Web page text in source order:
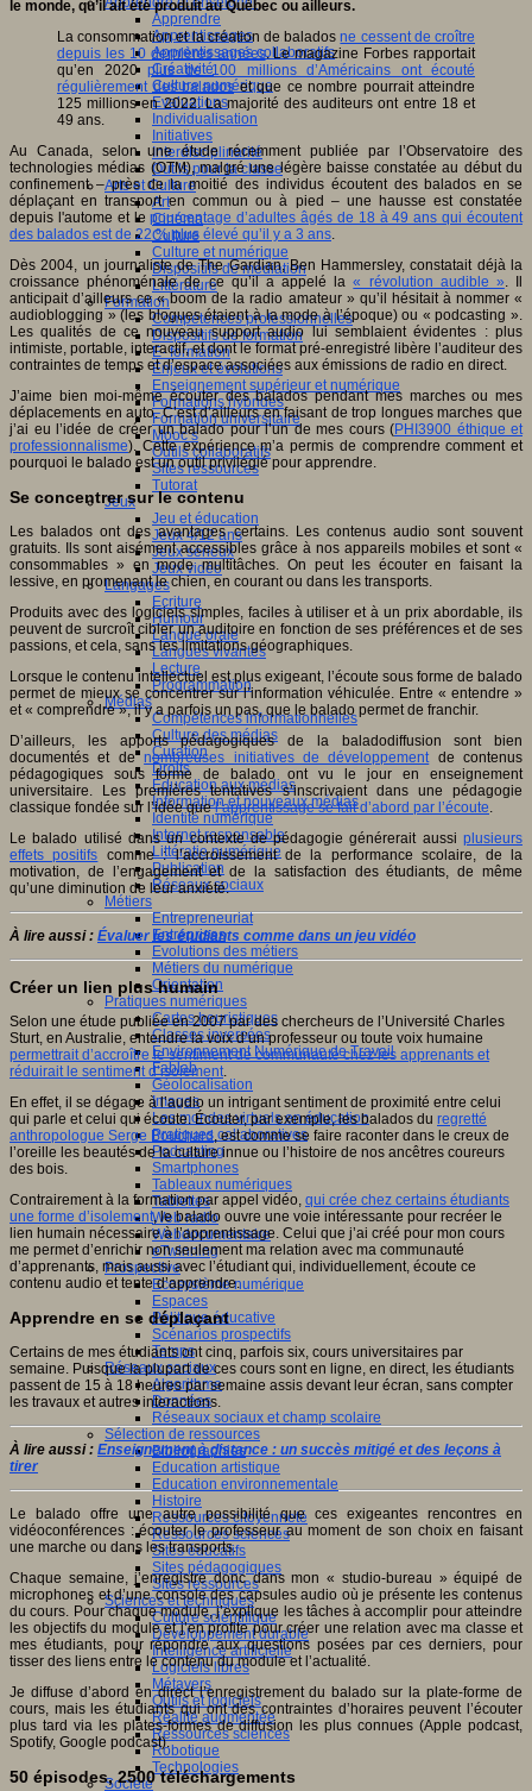
Apprendre
Apprentissages
Apprentissages collaboratifs
Créativité
Culture numérique
Evaluations
Individualisation
Initiatives
Interdisciplinarité
Outils pour la classe
Arts et Culture
Art
Cinéma
Culture
Culture et numérique
Dispositifs de médiation
Littérature
Formation
Compétences professionnelles
Dispositifs de formation
E- formation
Enjeux et évolutions
Enseignement supérieur et numérique
Formations hybrides
Formation universitaire
Mooc’s
Outils collaboratifs
Sites ressources
Tutorat
Jeux
Jeu et éducation
Jeux 4/12 ans
Jeux sérieux
Jeux vidéo
Langages
Ecriture
Humour
Langue orale
Langues vivantes
Lecture
Programmation
Médias
Compétences informationnelles
Culture des médias
Curation
Droits
Education aux médias
Information et nouveaux médias
Identité numérique
Internet responsable
Littératie numérique
Publication
Réseaux sociaux
Métiers
Entrepreneuriat
Entreprises
Evolutions des métiers
Métiers du numérique
Orientation
Pratiques numériques
Cartes heuristiques
Classes inversées
Environnement Numérique de Travail
Fablab
Géolocalisation
Images
Les mondes virtuels en éducation
Pratiques collaboratives
Podcasting
Smartphones
Tableaux numériques
Tablettes
Web radio
Webdocumentaire
eTwinning
Prospective
Ecosystème numérique
Espaces
Politique éducative
Scénarios prospectifs
Temps
Réseaux sociaux
Algorithme
Données
Réseaux sociaux et champ scolaire
Sélection de ressources
Bibliographies
Education artistique
Education environnementale
Histoire
Ressources citoyenneté
Ressources sciences
Sites éducatifs
Sites pédagogiques
Sites ressources
Sciences et techniques
Culture scientifique
Développement durable
Intelligence artificielle
Logiciels libres
Métavers
Outils et logiciels
Réalité augmentée
Ressources sciences
Robotique
Technologies
Société
le monde, qu’il ait été produit au Québec ou ailleurs.
La consommation et la création de baladosne cessent de croître
depuis les 10 dernières années. Le magazine Forbes rapportait
qu’en 2020 plus de 100 millions d’Américains ont écouté
régulièrement des baladoset que ce nombre pourrait atteindre
125 millions en 2022. La majorité des auditeurs ont entre 18 et
49 ans.
Au Canada, selon une étude récemment publiée par l’Observatoire des
technologies médias (OTM), malgré une légère baisse constatée au début du
confinement – près de la moitié des individus écoutent des balados en se
déplaçant en transport en commun ou à pied – une hausse est constatée
depuis l'autome et lepourcentage d’adultes âgés de 18 à 49 ans qui écoutent
des balados est de 22 % plus élevé qu’il y a 3 ans.
Dès 2004, un journaliste de The Gardian, Ben Hammersley, constatait déjà la
croissance phénoménale de ce qu’il a appelé la« révolution audible ». Il
anticipait d’ailleurs ce « boom de la radio amateur » qu’il hésitait à nommer «
audioblogging » (les blogues étaient à la mode à l’époque) ou « podcasting ».
Les qualités de ce nouveau support audio lui semblaient évidentes : plus
intimiste, portable, interactif, et dont le format pré-enregistré libère l’auditeur des
contraintes de temps et d’espace associées aux émissions de radio en direct.
J’aime bien moi-même écouter des balados pendant mes marches ou mes
déplacements en auto. C’est d’ailleurs en faisant de trop longues marches que
j’ai eu l’idée de créer un balado pour l’un de mes cours (PHI3900 éthique et
professionnalisme). Cette expérience m’a permis de comprendre comment et
pourquoi le balado est un outil privilégié pour apprendre.
Se concentrer sur le contenu
Les balados ont des avantages certains. Les contenus audio sont souvent
gratuits. Ils sont aisément accessibles grâce à nos appareils mobiles et sont «
consommables » en mode multitâches. On peut les écouter en faisant la
lessive, en promenant le chien, en courant ou dans les transports.
Produits avec des logiciels simples, faciles à utiliser et à un prix abordable, ils
peuvent de surcroît cibler un auditoire en fonction de ses préférences et de ses
passions, et cela, sans les limitations géographiques.
Lorsque le contenu intellectuel est plus exigeant, l’écoute sous forme de balado
permet de mieux se concentrer sur l’information véhiculée. Entre « entendre »
et « comprendre », il y a parfois un pas, que le balado permet de franchir.
D’ailleurs, les apports pédagogiques de la baladodiffusion sont bien
documentés et denombreuses initiatives de développementde contenus
pédagogiques sous forme de balado ont vu le jour en enseignement
universitaire. Les premières tentatives s’inscrivaient dans une pédagogie
classique fondée sur l’idée quel’apprentissage se fait d’abord par l’écoute.
Le balado utilisé dans un contexte de pédagogie générerait aussi plusieurs
effets positifs comme : l’accroissement de la performance scolaire, de la
motivation, de l’engagement et de la satisfaction des étudiants, de même
qu’une diminution de leur anxiété.
À lire aussi : Évaluer les étudiants comme dans un jeu vidéo
Créer un lien plus humain
Selon une étude publiée en 2007 par des chercheurs de l’Université Charles
Sturt, en Australie, entendre la voix d’un professeur ou toute voix humaine
permettrait d’accroître le sentiment de communauté chez les apprenants et
réduirait le sentiment d’isolement.
En effet, il se dégage à l’audio un intrigant sentiment de proximité entre celui
qui parle et celui qui écoute. Écouter, par exemple, les balados du regretté
anthropologue Serge Bouchard, est comme se faire raconter dans le creux de
l’oreille les beautés de la culture innue ou l’histoire de nos ancêtres coureurs
des bois.
Contrairement à la formation par appel vidéo, qui crée chez certains étudiants
une forme d’isolement, le balado ouvre une voie intéressante pour recréer le
lien humain nécessaire à l’apprentissage. Celui que j’ai créé pour mon cours
me permet d’enrichir non seulement ma relation avec ma communauté
d’apprenants, mais aussi avec l’étudiant qui, individuellement, écoute ce
contenu audio et tente d’apprendre.
Apprendre en se déplaçant
Certains de mes étudiants ont cinq, parfois six, cours universitaires par
semaine. Puisque la plupart de ces cours sont en ligne, en direct, les étudiants
passent de 15 à 18 heures par semaine assis devant leur écran, sans compter
les travaux et autres interactions.
À lire aussi : Enseignement à distance : un succès mitigé et des leçons à
tirer
Le balado offre une autre possibilité que ces exigeantes rencontres en
vidéoconférences : écouter le professeur au moment de son choix en faisant
une marche ou dans les transports.
Chaque semaine, j’enregistre donc dans mon « studio-bureau » équipé de
microphones et d’une console des capsules audio où je présente les contenus
du cours. Pour chaque module, j’explique les tâches à accomplir pour atteindre
les objectifs du module et j’en profite pour créer une relation avec ma classe et
mes étudiants, pour répondre aux questions posées par ces derniers, pour
tisser des liens entre le contenu du module et l’actualité.
Je diffuse d’abord en direct l’enregistrement du balado sur la plate-forme de
cours, mais les étudiants qui ont des contraintes d’horaires peuvent l’écouter
plus tard via les plates-formes de diffusion les plus connues (Apple podcast,
Spotify, Google podcast).
50 épisodes, 2500 téléchargements